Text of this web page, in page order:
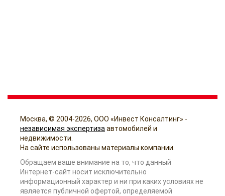
Москва, © 2004-2026, ООО «Инвест Консалтинг» -
независимая экспертиза автомобилей и
недвижимости.
На сайте использованы материалы компании.
Обращаем ваше внимание на то, что данный
Интернет-сайт носит исключительно
информационный характер и ни при каких условиях не
является публичной офертой, определяемой